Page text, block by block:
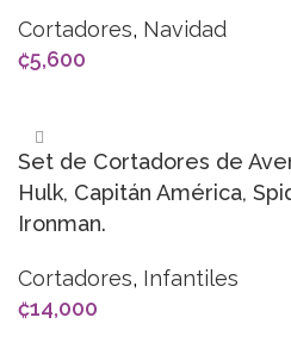
Cortadores, Navidad
₡5,600
Set de Cortadores de
Hulk, Capitán América,
Ironman.
Cortadores, Infantiles
₡14,000